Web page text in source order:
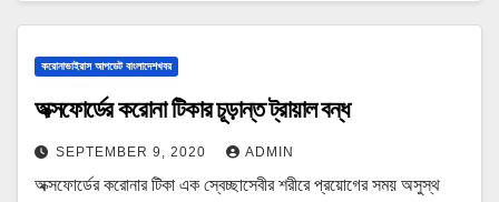
করোনাভাইরাস আপডেট বাংলাদেশখবর
অক্সফোর্ডের করোনা টিকার চূড়ান্ত ট্রায়াল বন্ধ
SEPTEMBER 9, 2020 ADMIN
অক্সফোর্ডের করোনার টিকা এক স্বেচ্ছাসেবীর শরীরে প্রয়োগের সময় অসুস্থ